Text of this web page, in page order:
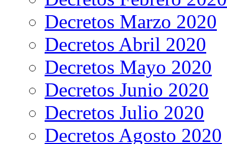
Decretos Marzo 2020
Decretos Abril 2020
Decretos Mayo 2020
Decretos Junio 2020
Decretos Julio 2020
Decretos Agosto 2020